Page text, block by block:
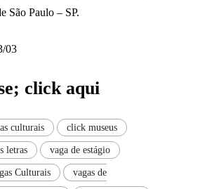
São Paulo – SP.
03
click aqui
culturais click museus
letras vaga de estágio
Culturais vagas de